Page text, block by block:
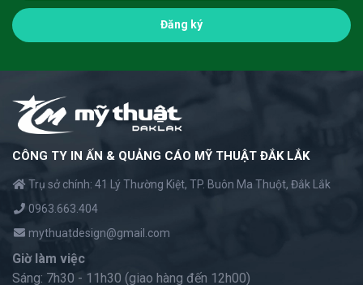
Đăng ký
CÔNG TY IN ẤN & QUẢNG CÁO MỸ THUẬT ĐẮK LẮK
Trụ sở chính: 41 Lý Thường Kiệt, TP. Buôn Ma Thuột, Đắk Lắk
0963.663.404
mythuatdesign@gmail.com
Giờ làm việc
Sáng: 7h30 - 11h30 (giao hàng đến 12h00)